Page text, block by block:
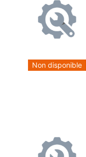
Non disponible